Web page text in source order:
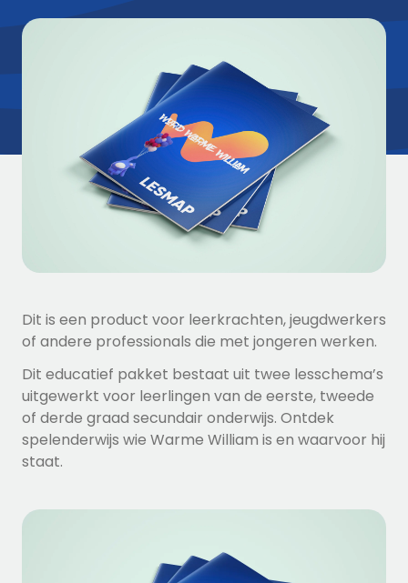
Dit is een product voor leerkrachten, jeugdwerkers
of andere professionals die met jongeren werken.
Dit educatief pakket bestaat uit twee lesschema’s
uitgewerkt voor leerlingen van de eerste, tweede
of derde graad secundair onderwijs. Ontdek
spelenderwijs wie Warme William is en waarvoor hij
staat.